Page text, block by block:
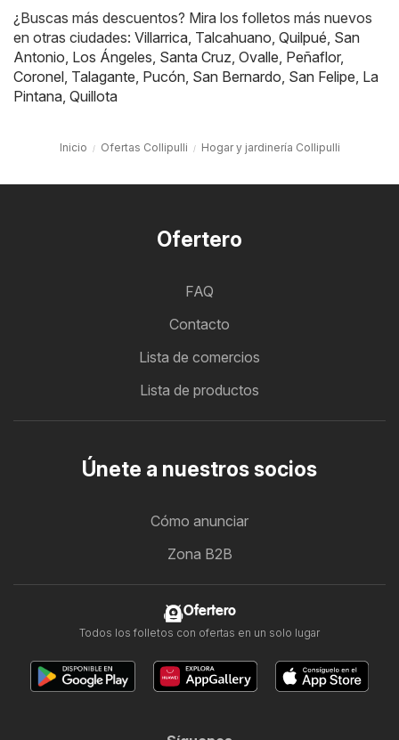
¿Buscas más descuentos? Mira los folletos más nuevos
en otras ciudades: Villarrica, Talcahuano, Quilpué, San
Antonio, Los Ángeles, Santa Cruz, Ovalle, Peñaflor,
Coronel, Talagante, Pucón, San Bernardo, San Felipe, La
Pintana, Quillota
Inicio Ofertas Collipulli Hogar y jardinería Collipulli
Ofertero
FAQ
Contacto
Lista de comercios
Lista de productos
Únete a nuestros socios
Cómo anunciar
Zona B2B
Ofertero
Todos los folletos con ofertas en un solo lugar